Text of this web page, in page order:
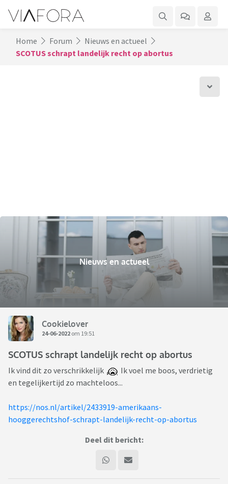
Home Forum
Nieuws en actueel
SCOTUS schrapt landelijk recht op abortus
Nieuws en actueel
Cookielover
24-06-2022 om 19:51
SCOTUS schrapt landelijk recht op abortus
Ik vind dit zo verschrikkelijk
Ik voel me boos, verdrietig
en tegelijkertijd zo machteloos...
https://nos.nl/artikel/2433919-amerikaans-
hooggerechtshof-schrapt-landelijk-recht-op-abortus
Deel dit bericht: